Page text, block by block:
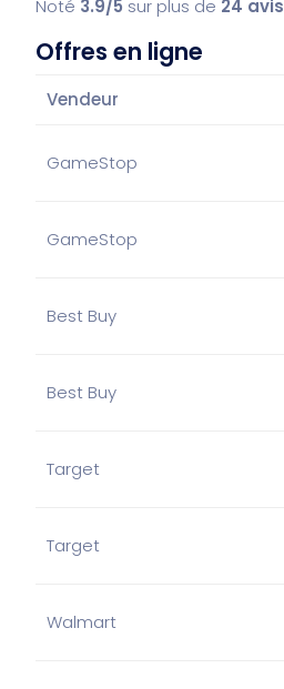
Noté 3.9/5 sur plus de 24 avis
Offres en ligne
Vendeur
GameStop
GameStop
Best Buy
Best Buy
Target
Target
Walmart